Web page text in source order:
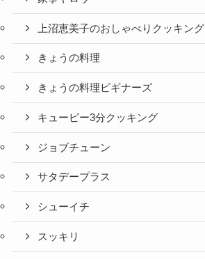
上沼恵美子のおしゃべりクッキング
きょうの料理
きょうの料理ビギナーズ
キューピー3分クッキング
ジョブチューン
サタデープラス
シューイチ
スッキリ